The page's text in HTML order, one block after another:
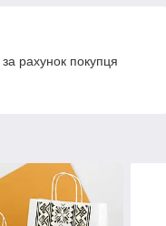
рахунок покупця